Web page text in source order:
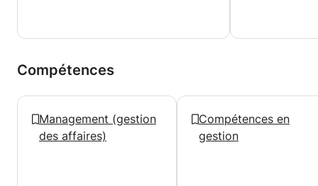
Compétences
Management (gestion
des affaires)
Compétences en
gestion